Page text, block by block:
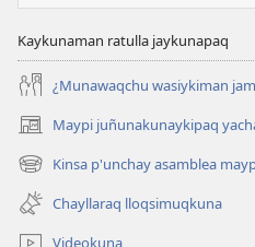
Kaykunaman ratulla jaykunapaq
¿Munawaqchu wasiykiman
Maypi juñunakunaykipaq
(abre
una
nueva
ventana)
Kinsa p'unchay asamblea
(abre
una
nueva
ventana)
Chayllaraq lloqsimuqkuna
Videokuna